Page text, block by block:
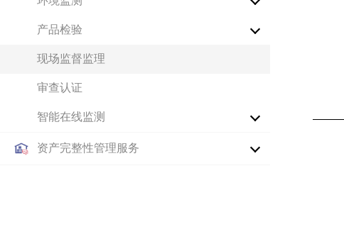
产品检验
现场监督监理
审查认证
智能在线监测
资产完整性管理服务